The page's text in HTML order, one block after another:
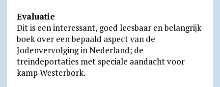
Evaluatie
Dit is een interessant, goed leesbaar en belangrijk
boek over een bepaald aspect van de
Jodenvervolging in Nederland; de
treindeportaties met speciale aandacht voor
kamp Westerbork.